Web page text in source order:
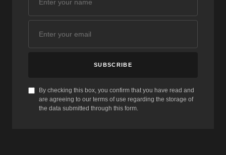
SUBSCRIBE
By checking this box, you confirm that you have read and
are agreeing to our terms of use regarding the storage of
the data submitted through this form.